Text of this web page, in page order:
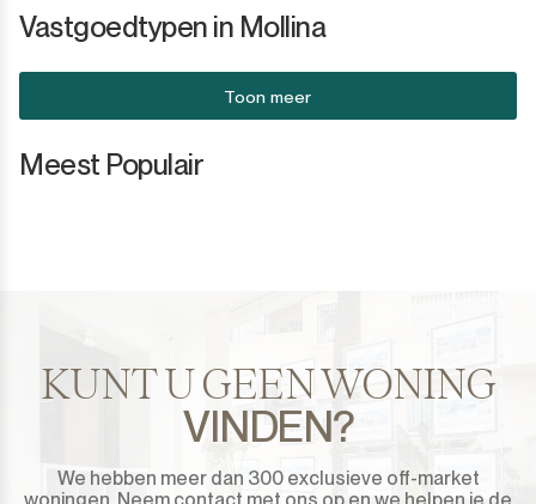
Vastgoedtypen in Mollina
Toon meer
Meest Populair
KUNT U GEEN WONING
VINDEN?
We hebben meer dan 300 exclusieve off-market